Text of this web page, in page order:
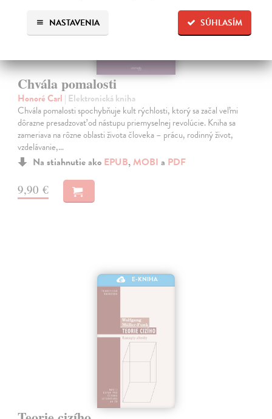
SÚHLASÍM
NASTAVENIA
Chvála pomalosti
Honoré Carl | Elektronická kniha
Chvála pomalosti spochybňuje kult rýchlosti, ktorý sa začal veľmi
dôrazne presadzovať od nástupu priemyselnej revolúcie. Kniha sa
zameriava na rôzne oblasti života človeka – prácu, rodinný život,
vzdelávanie,…
Na stiahnutie ako EPUB, MOBI a PDF
9,90 €
E-KNIHA